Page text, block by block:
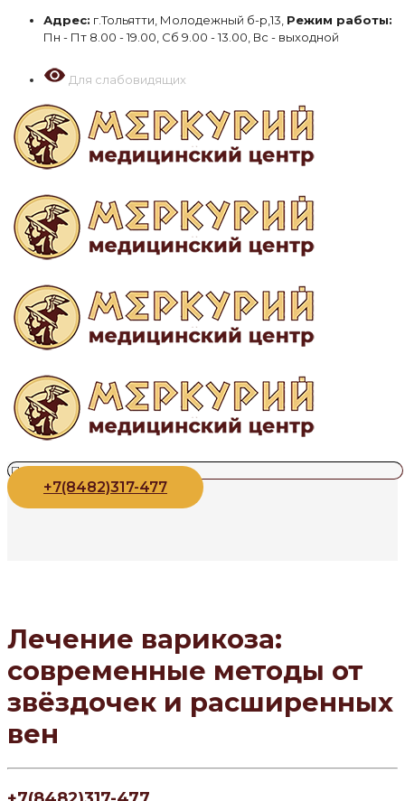
Адрес: г.Тольятти, Молодежный б-р,13, Режим работы:
Пн - Пт 8.00 - 19.00, Сб 9.00 - 13.00, Вс - выходной
Для слабовидящих
+7(8482)317-477
Лечение варикоза:
современные методы от
звёздочек и расширенных
вен